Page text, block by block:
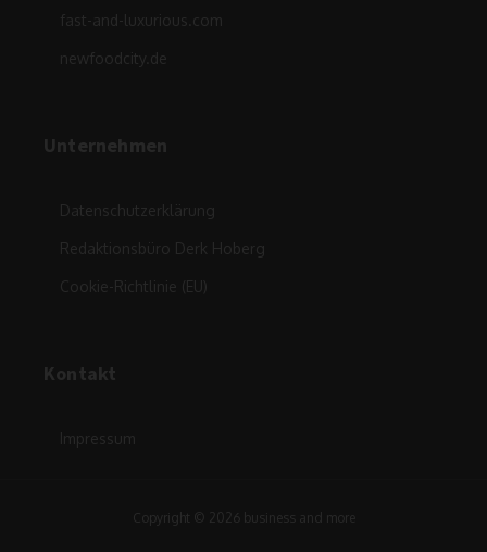
fast-and-luxurious.com
newfoodcity.de
Unternehmen
Datenschutzerklärung
Redaktionsbüro Derk Hoberg
Cookie-Richtlinie (EU)
Kontakt
Impressum
Copyright © 2026 business and more